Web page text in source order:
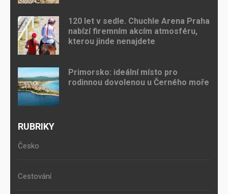
120 let v sedle. Chuchle Arena Praha
nabízí firemním akcím atmosféru,
kterou jinde nenajdete
Primorsko: ideální místo pro
rodinnou dovolenou u Černého moře
RUBRIKY
Česko
Cestování